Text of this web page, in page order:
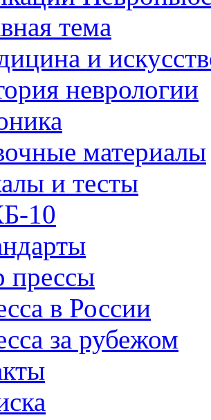
тема
и
неврологии
материалы
и тесты
10
прессы
в России
за рубежом